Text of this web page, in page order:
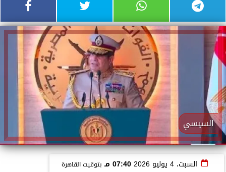
السيسي
السبت، 4 يوليو 2026 07:40 مـ بتوقيت القاهرة